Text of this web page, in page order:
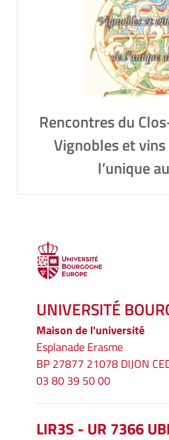
Rencontres du
Vignobles et
l’unique
UNIVERSITÉ
Maison de l'université
Esplanade Erasme
BP 27877 21078 DIJON
03 80 39 50 00
LIR3S - UR 7366